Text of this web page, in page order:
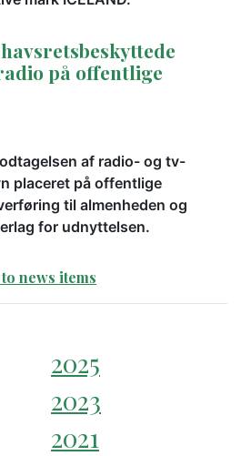
på offentlige
af radio- og tv-
placeret på offentlige
til almenheden og
for udnyttelsen.
news items
2025
2023
2021